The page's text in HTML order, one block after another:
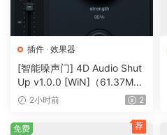
插件 · 效果器
[智能噪声门] 4D Audio Shut
Up v1.0.0 [WiN]（61.37M
B）2小时前 2
免费 荐